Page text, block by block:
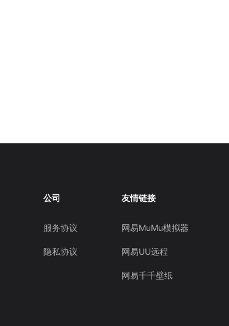
公司
服务协议
隐私协议
友情链接
网易MuMu模拟器
网易UU远程
网易千千壁纸